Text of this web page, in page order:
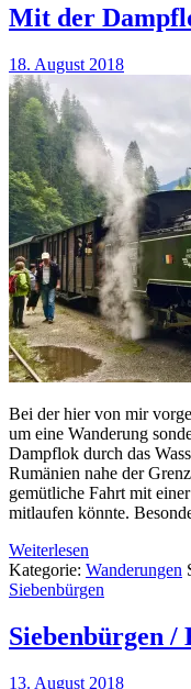
Mit der
18. August 2018
Bei der hier von mir
um eine Wanderung
Dampflok durch das
Rumänien nahe der
gemütliche Fahrt mit
mitlaufen könnte.
Weiterlesen
Kategorie: Wanderungen
Siebenbürgen
Siebenbürgen /
13. August 2018